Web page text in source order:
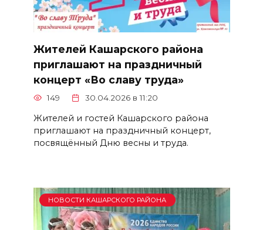
Жителей Кашарского района
приглашают на праздничный
концерт «Во славу труда»
149 30.04.2026 в 11:20
Жителей и гостей Кашарского района
приглашают на праздничный концерт,
посвящённый Дню весны и труда.
НОВОСТИ КАШАРСКОГО РАЙОНА